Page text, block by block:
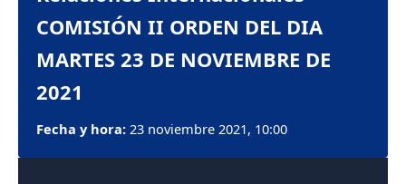
COMISIÓN II ORDEN DEL DIA
MARTES 23 DE NOVIEMBRE DE
2021
Fecha y hora: 23 noviembre 2021, 10:00